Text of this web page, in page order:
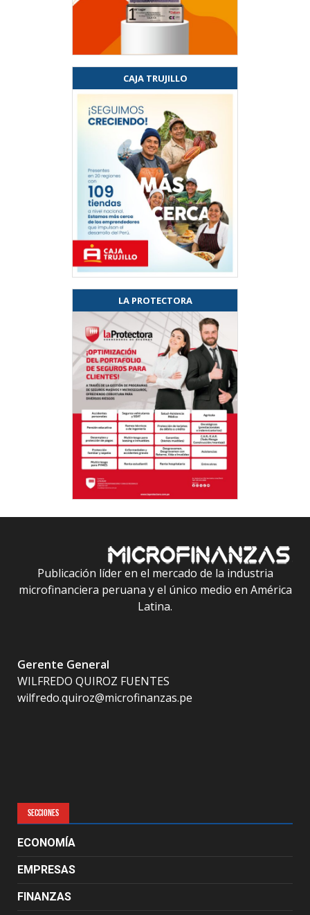
CAJA TRUJILLO
LA PROTECTORA
Publicación líder en el mercado de la industria
microfinanciera peruana y el único medio en América
Latina.
Gerente General
WILFREDO QUIROZ FUENTES
wilfredo.quiroz@microfinanzas.pe
SECCIONES
ECONOMÍA
EMPRESAS
FINANZAS